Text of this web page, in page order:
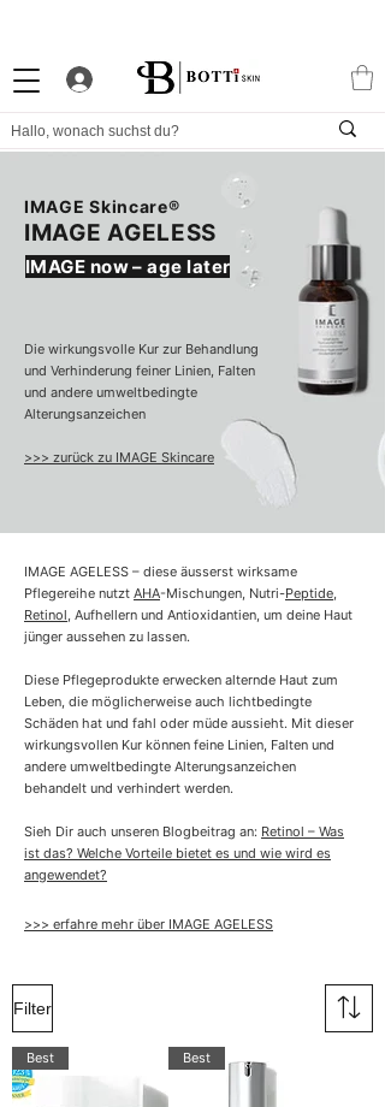
IMAGE Skincare®
IMAGE AGELESS
IMAGE now – age later
Die wirkungsvolle Kur zur Behandlung
und Verhinderung feiner Linien, Falten
und andere umweltbedingte
Alterungsanzeichen
>>> zurück zu IMAGE Skincare
IMAGE AGELESS – diese äusserst wirksame
Pflegereihe nutzt AHA-Mischungen, Nutri-Peptide,
Retinol, Aufhellern und Antioxidantien, um deine Haut
jünger aussehen zu lassen.
Diese Pflegeprodukte erwecken alternde Haut zum
Leben, die möglicherweise auch lichtbedingte
Schäden hat und fahl oder müde aussieht. Mit dieser
wirkungsvollen Kur können feine Linien, Falten und
andere umweltbedingte Alterungsanzeichen
behandelt und verhindert werden.
Sieh Dir auch unseren Blogbeitrag an: Retinol – Was
ist das? Welche Vorteile bietet es und wie wird es
angewendet?
>>> erfahre mehr über IMAGE AGELESS
Filter
Best Best